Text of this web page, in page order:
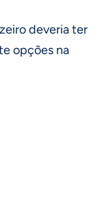
deveria ter
opções na